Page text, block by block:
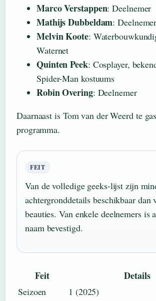
Marco Verstappen: Deelnemer
Mathijs Dubbeldam: Deelnemer
Melvin Koote:
Waternet
Quinten Peek: Cosplayer,
Spider-Man kostuums
Robin Overing: Deelnemer
Daarnaast is Tom van der Weerd te
programma.
FEIT
Van de volledige geeks-lijst zijn
achtergronddetails beschikbaar dan
beauties. Van enkele deelnemers is
naam bevestigd.
Feit Details
Seizoen
1 (2025)